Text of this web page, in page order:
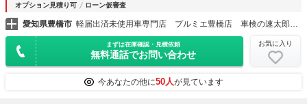
オプション見積り可
ローン仮審査
愛知県豊橋市 軽届出済未使用車専門店 プルミエ豊橋店 車検の速太郎豊橋店
まずは在庫確認・見積依頼
無料通話でお問い合わせ
お気に入り
今あなたの他に50人が見ています